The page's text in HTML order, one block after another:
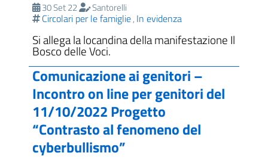
30 Set 22 Santorelli
Circolari per le famiglie, In evidenza
Si allega la locandina della manifestazione Il
Bosco delle Voci.
Comunicazione ai genitori –
Incontro on line per genitori del
11/10/2022 Progetto
“Contrasto al fenomeno del
cyberbullismo”